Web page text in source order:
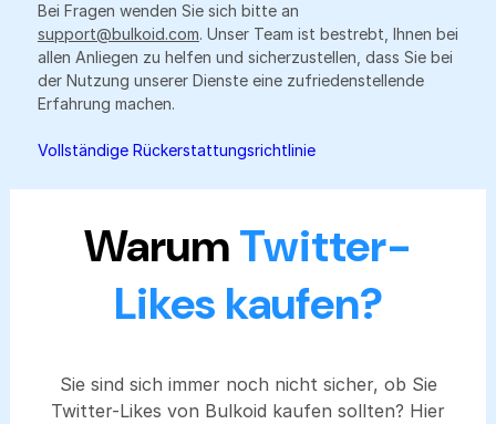
Bei Fragen wenden Sie sich bitte an
support@bulkoid.com. Unser Team ist bestrebt, Ihnen bei
allen Anliegen zu helfen und sicherzustellen, dass Sie bei
der Nutzung unserer Dienste eine zufriedenstellende
Erfahrung machen.
Vollständige Rückerstattungsrichtlinie
WarumTwitter-
Likes kaufen?
Sie sind sich immer noch nicht sicher, ob Sie
Twitter-Likes von Bulkoid kaufen sollten? Hier